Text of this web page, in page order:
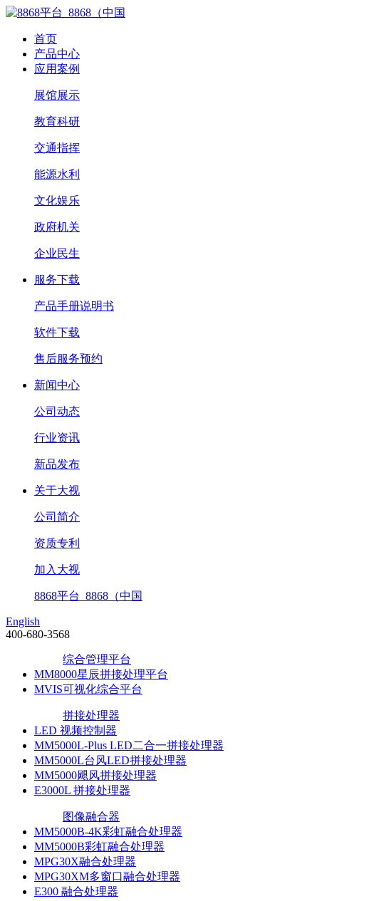
首页
产品中心
应用案例
展馆展示
教育科研
交通指挥
能源水利
文化娱乐
政府机关
企业民生
服务下载
产品手册说明书
软件下载
售后服务预约
新闻中心
公司动态
行业资讯
新品发布
关于大视
公司简介
资质专利
加入大视
8868平台_8868（中国
English
400-680-3568
综合管理平台
MM8000星辰拼接处理平台
MVIS可视化综合平台
拼接处理器
LED 视频控制器
MM5000L-Plus LED二合一拼接处理器
MM5000L台风LED拼接处理器
MM5000飓风拼接处理器
E3000L 拼接处理器
图像融合器
MM5000B-4K彩虹融合处理器
MM5000B彩虹融合处理器
MPG30X融合处理器
MPG30XM多窗口融合处理器
E300 融合处理器